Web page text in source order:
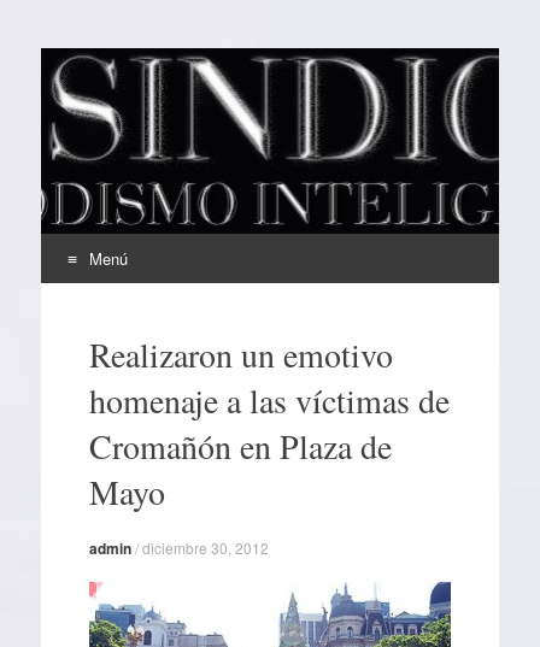
EL SINDICAL
Periodismo Inteligente
Menú
contenidoRealizaron un emotivo
homenaje a las víctimas de
Cromañón en Plaza de
Mayo
admin/diciembre 30, 2012